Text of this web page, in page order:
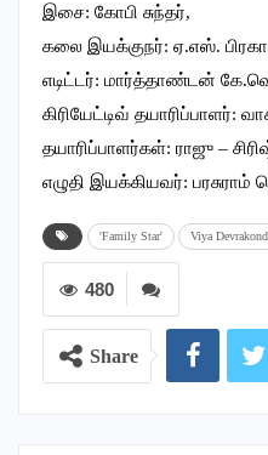
இசை: கோபி சுந்தர்,
கலை இயக்குநர்: ஏ.எஸ்.
எடிட்டர்: மார்த்தாண்டன்
கிரியேட்டிவ் தயாரிப்பாளர்:
தயாரிப்பாளர்கள்: ராஜு –
எழுதி இயக்கியவர்: பரசுராம்
'Family Star' Viya
480
Share